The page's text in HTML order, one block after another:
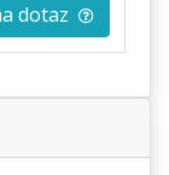
dotaz